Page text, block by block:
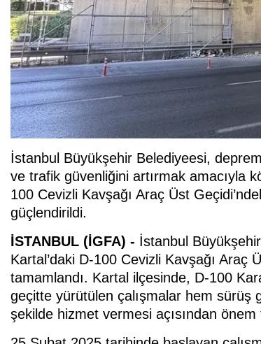
İstanbul Büyükşehir Belediyeesi,
ve trafik güvenliğini artırmak amacıyla
100 Cevizli Kavşağı Araç Üst
güçlendirildi.
İSTANBUL (İGFA) - İstanbul
Kartal’daki D-100 Cevizli Kavşağı Araç
tamamlandı. Kartal ilçesinde, D-100
geçitte yürütülen çalışmalar hem sürüş
şekilde hizmet vermesi açısından önem